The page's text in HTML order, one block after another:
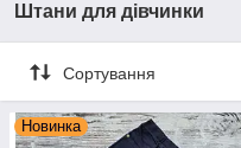
Штани для дівчинки
Сортування
Новинка